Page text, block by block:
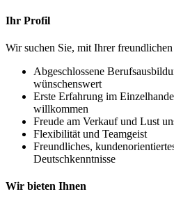
Ihr Profil
Wir suchen Sie, mit Ihrer
Abgeschlossene
wünschenswert
Erste Erfahrung im
willkommen
Freude am Verkauf und Lust
Flexibilität und Teamgeist
Freundliches,
Deutschkenntnisse
Wir bieten Ihnen